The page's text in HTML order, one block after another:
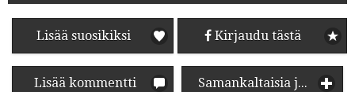
Lisää suosikiksi Kirjaudu tästä
Lisää kommentti Samankaltaisia juomia